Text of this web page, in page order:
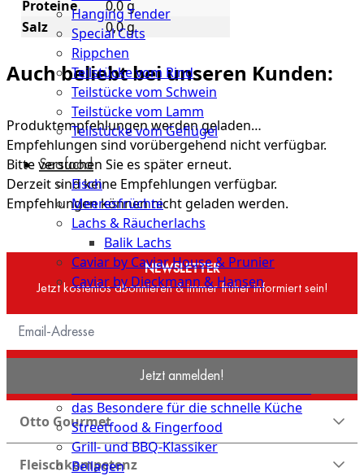
Hanging Tender
Special Cuts
Rippchen
Teilstücke vom Rind
Teilstücke vom Schwein
Teilstücke vom Lamm
Teilstücke vom Geflügel
Seafood
Fisch
Meeresfrüchte
Lachs & Räucherlachs
Balik Lachs
Caviar by Caviar House & Prunier
Caviar by Dieckmann & Hansen
Probierpakete
Schnelle
das Besondere für die schnelle Küche
Streetfood & Fingerfood
Grill- und BBQ-Klassiker
Beilagen
Proteine
0,0 g
Salz
0,0 g
Auch beliebt bei unseren Kunden:
Produktempfehlungen werden geladen…
Empfehlungen sind vorübergehend nicht verfügbar.
Bitte versuchen Sie es später erneut.
Derzeit sind keine Empfehlungen verfügbar.
Empfehlungen können nicht geladen werden.
NEWSLETTER
Jetzt kostenlos abonnieren & immer früher informiert sein!
Jetzt anmelden!
Otto Gourmet
Fleischkompetenz